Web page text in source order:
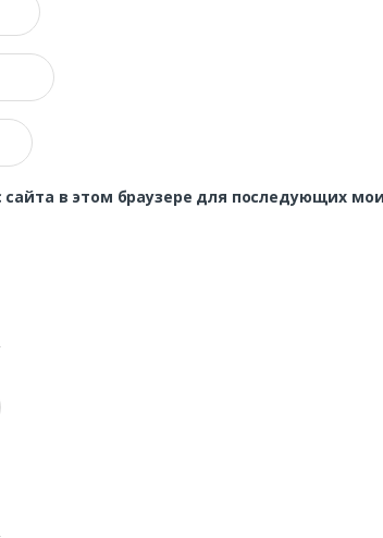
в этом браузере для последующих